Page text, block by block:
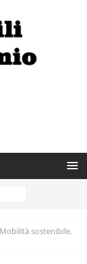
Mobilità sostenibile,